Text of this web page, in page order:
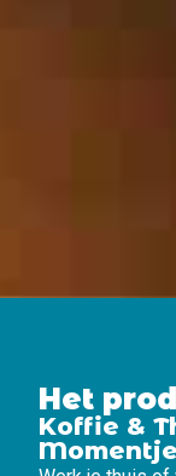
Het
Koffie &